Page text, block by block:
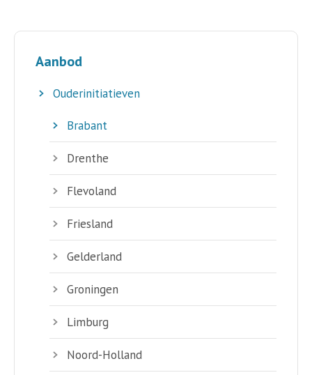
Aanbod
Ouderinitiatieven
Brabant
Drenthe
Flevoland
Friesland
Gelderland
Groningen
Limburg
Noord-Holland